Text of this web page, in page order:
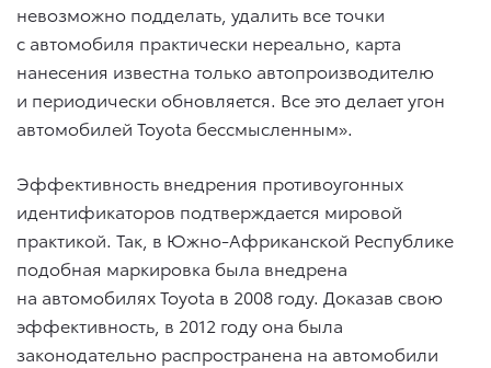
невозможно подделать, удалить все точки
с автомобиля практически нереально, карта
нанесения известна только автопроизводителю
и периодически обновляется. Все это делает угон
автомобилей Toyota бессмысленным».
Эффективность внедрения противоугонных
идентификаторов подтверждается мировой
практикой. Так, в Южно-Африканской Республике
подобная маркировка была внедрена
на автомобилях Toyota в 2008 году. Доказав свою
эффективность, в 2012 году она была
законодательно распространена на автомобили